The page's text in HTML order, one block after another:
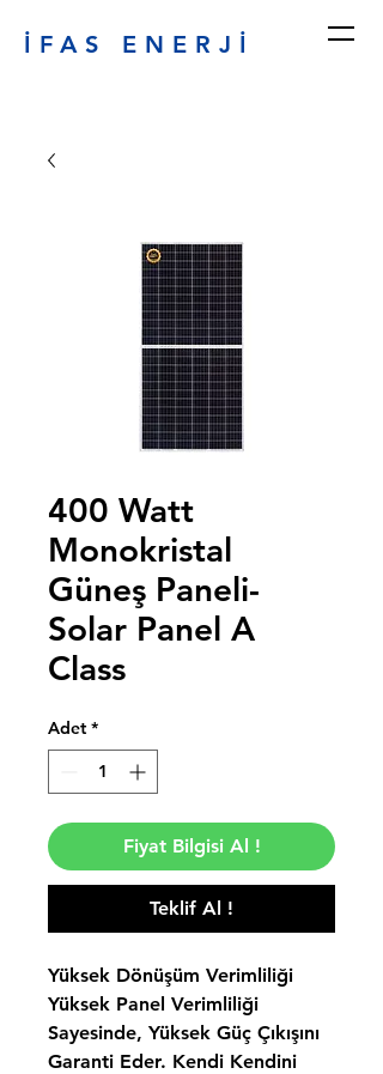
İFAS ENERJİ
400 Watt
Monokristal
Güneş Paneli-
Solar Panel A
Class
Adet *
Fiyat Bilgisi Al !
Teklif Al !
Yüksek Dönüşüm Verimliliği
Yüksek Panel Verimliliği
Sayesinde, Yüksek Güç Çıkışını
Garanti Eder. Kendi Kendini